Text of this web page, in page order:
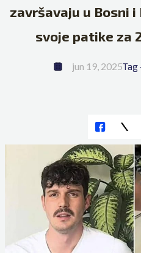
završavaju u Bosni i
svoje patike za
jun 19, 2025Tag